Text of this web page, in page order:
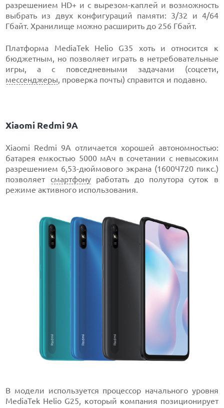
разрешением HD+ и с вырезом-каплей и возможность
выбрать из двух конфигураций памяти: 3/32 и 4/64
Гбайт. Хранилище можно расширить до 256 Гбайт.
Платформа MediaTek Helio G35 хоть и относится к
бюджетным, но позволяет играть в нетребовательные
игры, а с повседневными задачами (соцсети,
мессенджеры, проверка почты) справится и подавно.
Xiaomi Redmi 9A
Xiaomi Redmi 9A отличается хорошей автономностью:
батарея емкостью 5000 мАч в сочетании с невысоким
разрешением 6,53-дюймового экрана (1600Ч720 пикс.)
позволяет смартфонуработать до полутора суток в
режиме активного использования.
В модели используется процессор начального уровня
MediaTek Helio G25, который компания позиционирует